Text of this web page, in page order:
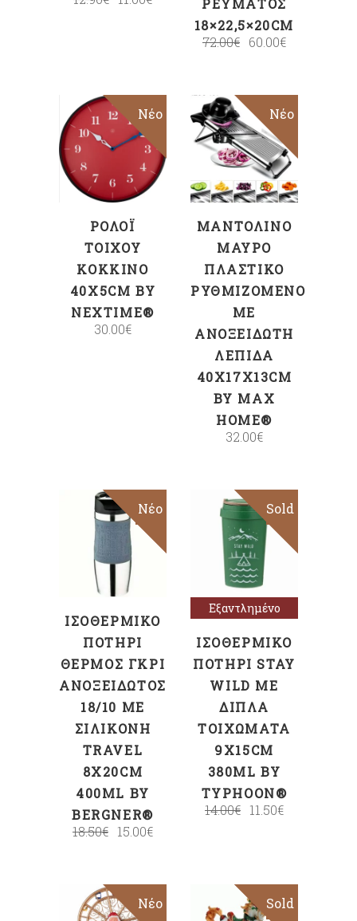
ΡΕΎΜΑΤΟΣ
18×22,5×20CM
72.00€ 60.00€
Νέο
ΠΡΟΣΘΉΚΗ
ΣΤΟ ΚΑΛΆΘΙ
ΡΟΛΌΙ
ΤΟΊΧΟΥ
ΚΌΚΚΙΝΟ
40X5CM BY
NEXTIME®
30.00€
Νέο
ΠΡΟΣΘΉΚΗ
ΣΤΟ ΚΑΛΆΘΙ
ΜΑΝΤΟΛΊΝΟ
ΜΑΎΡΟ
ΠΛΑΣΤΙΚΌ
ΡΥΘΜΙΖΌΜΕΝΟ
ΜΕ
ΑΝΟΞΕΊΔΩΤΗ
ΛΕΠΊΔΑ
40X17X13CM
BY MAX
HOME®
32.00€
Sale
Νέο
ΠΡΟΣΘΉΚΗ
ΣΤΟ ΚΑΛΆΘΙ
ΙΣΟΘΕΡΜΙΚΌ
ΠΟΤΉΡΙ
ΘΕΡΜΌΣ ΓΚΡΙ
ΑΝΟΞΕΊΔΩΤΟΣ
18/10 ΜΕ
ΣΙΛΙΚΌΝΗ
TRAVEL
8X20CM
400ML BY
BERGNER®
18.50€ 15.00€
Sale
Εξαντλημένο
Sold
Διαβάστε
περισσότερα
ΙΣΟΘΕΡΜΙΚΌ
ΠΟΤΉΡΙ STAY
WILD ΜΕ
ΔΙΠΛΆ
ΤΟΙΧΏΜΑΤΑ
9X15CM
380ML BY
TYPHOON®
14.00€ 11.50€
Νέο Sale
Sold